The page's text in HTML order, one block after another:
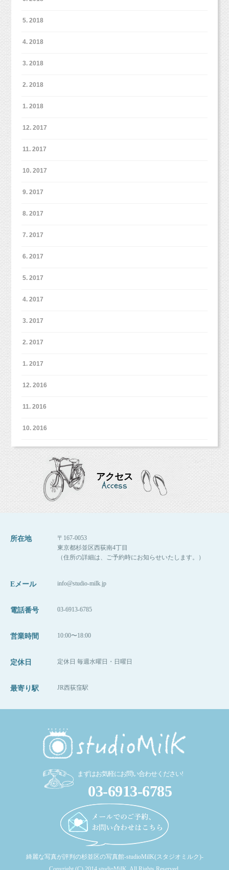
お申し込みや内容のお問い合わせは各先生にお問い合わせくださ
よろしくお願いいたします！
皆さまにお会いできるのを楽しみにしています！！
大人気♡スマッシュケーキプラ
info@studio-milk.jp
ネット予約は下記からどうぞ！
=0
5. 2018
4. 2018
3. 2018
2. 2018
1. 2018
12. 2017
11. 2017
10. 2017
9. 2017
8. 2017
7. 2017
6. 2017
5. 2017
4. 2017
3. 2017
2. 2017
1. 2017
12. 2016
11. 2016
10. 2016
アクセス
Access
所在地
〒167-0053
東京都杉並区西荻南4丁目
（住所の詳細は、ご予約時にお知らせいたします。）
Eメール info@studio-milk.jp
電話番号 03-6913-6785
営業時間 10:00〜18:00
定休日 定休日 毎週水曜日・日曜日
最寄り駅 JR西荻窪駅
まずはお気軽にお問い合わせください!
03-6913-6785
綺麗な写真が評判の杉並区の写真館-studioMilK(スタジオミルク)-